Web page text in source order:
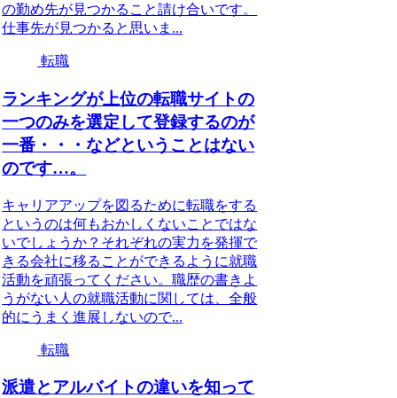
の勤め先が見つかること請け合いです。
仕事先が見つかると思いま...
転職
ランキングが上位の転職サイトの
一つのみを選定して登録するのが
一番・・・などということはない
のです…。
キャリアアップを図るために転職をする
というのは何もおかしくないことではな
いでしょうか？それぞれの実力を発揮で
きる会社に移ることができるように就職
活動を頑張ってください。職歴の書きよ
うがない人の就職活動に関しては、全般
的にうまく進展しないので...
転職
派遣とアルバイトの違いを知って